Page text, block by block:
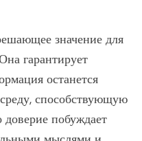
значение для
гарантирует
останется
способствующую
побуждает